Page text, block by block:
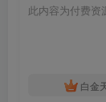
此内容为付费资
白金